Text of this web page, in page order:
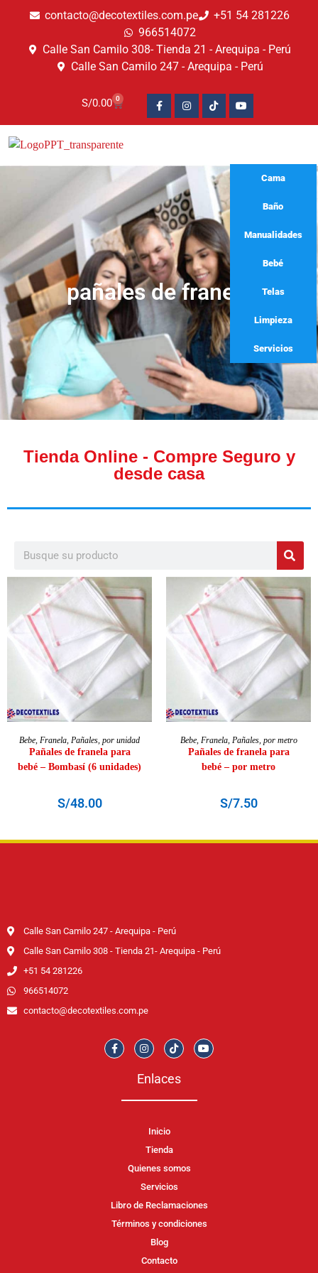
contacto@decotextiles.com.pe
+51 54 281226
966514072
Calle San Camilo 308- Tienda 21 - Arequipa - Perú
Calle San Camilo 247 - Arequipa - Perú​
S/0.00 0
Cama
Baño
Manualidades
Bebé
Telas
Limpieza
Servicios
pañales de franela
Tienda Online - Compre Seguro y
desde casa
AÑADIR AL CARRITO
Bebe, Franela, Pañales, por unidad
Pañales de franela para
bebé – Bombasí (6 unidades)
S/48.00
AÑADIR AL CARRITO
Bebe, Franela, Pañales, por metro
Pañales de franela para
bebé – por metro
S/7.50
Calle San Camilo 247 - Arequipa - Perú
Calle San Camilo 308 - Tienda 21- Arequipa - Perú
+51 54 281226
966514072
contacto@decotextiles.com.pe
Enlaces
Inicio
Tienda
Quienes somos
Servicios
Libro de Reclamaciones
Términos y condiciones
Blog
Contacto